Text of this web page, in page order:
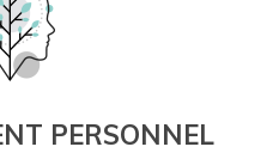
PERSONNEL